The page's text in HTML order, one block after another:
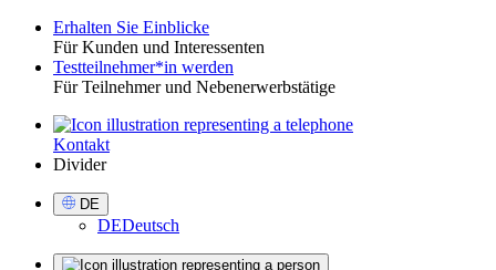
Toggle
Erhalten Sie Einblicke
Für Kunden und Interessenten
Testteilnehmer*in werden
Für Teilnehmer und Nebenerwerbstätige
UtilityKontakt
Divider
Select
Language
DE
DEDeutsch